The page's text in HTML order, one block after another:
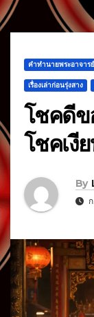
คำทำนายพระอาจารย์
เรื่องเล่าก่อนรุ่งสาง
โชคดีข
โชคเงี
By